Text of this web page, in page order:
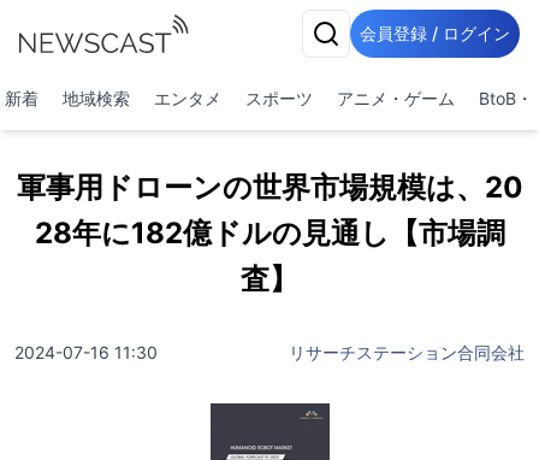
会員登録 / ログイン
新着 地域検索 エンタメ スポーツ アニメ・ゲーム BtoB・
軍事用ドローンの世界市場規模は、20
28年に182億ドルの見通し【市場調
査】
2024-07-16 11:30 リサーチステーション合同会社